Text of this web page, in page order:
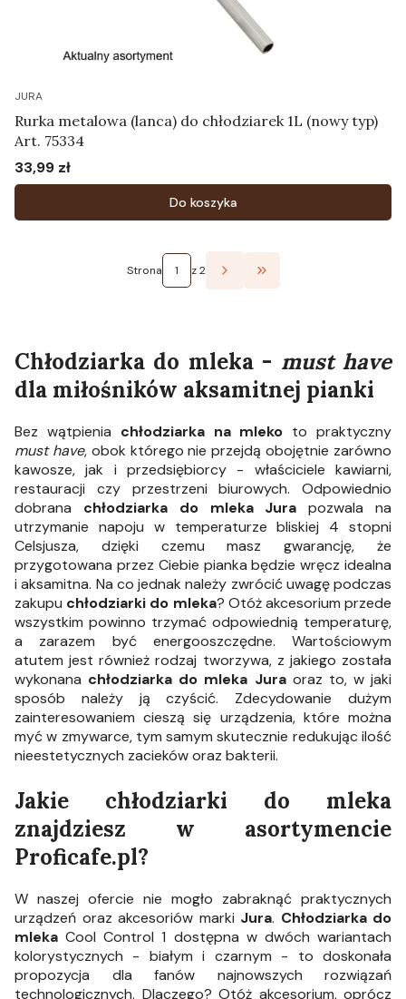
JURA
Rurka metalowa (lanca) do chłodziarek 1L (nowy typ)
Art. 75334
Cena
33,99 zł
Do koszyka
Strona z 2 Przejdź do ostatniej
Chłodziarka do mleka- must have
dla miłośników aksamitnej pianki
Bez wątpienia chłodziarka na mleko to praktyczny
must have, obok którego nie przejdą obojętnie zarówno
kawosze, jak i przedsiębiorcy - właściciele kawiarni,
restauracji czy przestrzeni biurowych. Odpowiednio
dobrana chłodziarka do mleka Jura pozwala na
utrzymanie napoju w temperaturze bliskiej 4 stopni
Celsjusza, dzięki czemu masz gwarancję, że
przygotowana przez Ciebie pianka będzie wręcz idealna
i aksamitna. Na co jednak należy zwrócić uwagę podczas
zakupu chłodziarki do mleka? Otóż akcesorium przede
wszystkim powinno trzymać odpowiednią temperaturę,
a zarazem być energooszczędne. Wartościowym
atutem jest również rodzaj tworzywa, z jakiego została
wykonana chłodziarka do mleka Jura oraz to, w jaki
sposób należy ją czyścić. Zdecydowanie dużym
zainteresowaniem cieszą się urządzenia, które można
myć w zmywarce, tym samym skutecznie redukując ilość
nieestetycznych zacieków oraz bakterii.
Jakie chłodziarki do mleka
znajdziesz w asortymencie
Proficafe.pl?
W naszej ofercie nie mogło zabraknąć praktycznych
urządzeń oraz akcesoriów marki Jura. Chłodziarka do
mleka Cool Control 1 dostępna w dwóch wariantach
kolorystycznych - białym i czarnym - to doskonała
propozycja dla fanów najnowszych rozwiązań
technologicznych. Dlaczego? Otóż akcesorium, oprócz